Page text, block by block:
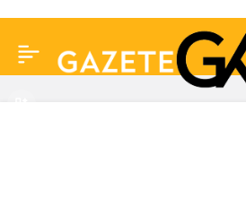
kötü haber! Apar topar